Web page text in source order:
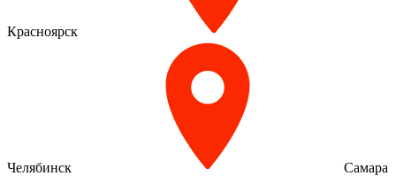
Красноярск
Челябинск Самара